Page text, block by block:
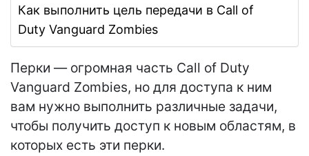
Как выполнить цель передачи в Call of
Duty Vanguard Zombies
Перки — огромная часть Call of Duty
Vanguard Zombies, но для доступа к ним
вам нужно выполнить различные задачи,
чтобы получить доступ к новым областям, в
которых есть эти перки.